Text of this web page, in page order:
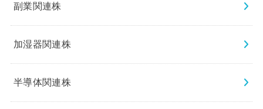
副業関連株
加湿器関連株
半導体関連株